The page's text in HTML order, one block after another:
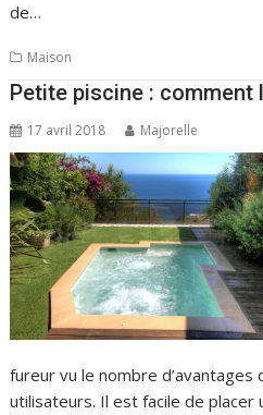
de…
Maison
Petite piscine : comment
17 avril 2018 Majorelle
fureur vu le nombre d’avantages
utilisateurs. Il est facile de placer